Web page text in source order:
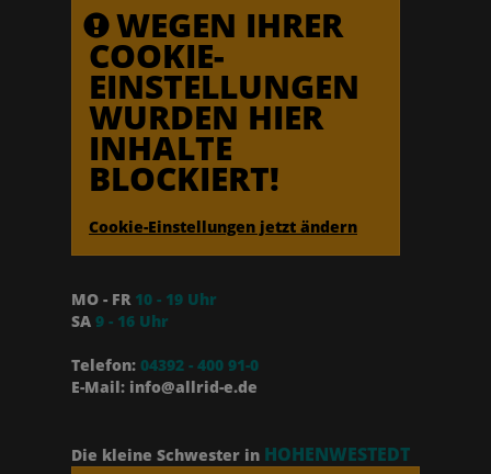
WEGEN IHRER
COOKIE-
EINSTELLUNGEN
WURDEN HIER
INHALTE
BLOCKIERT!
Cookie-Einstellungen jetzt ändern
MO - FR 10 - 19 Uhr
SA 9 - 16 Uhr
Telefon: 04392 - 400 91-0
E-Mail: info@allrid-e.de
Die kleine Schwester in HOHENWESTEDT